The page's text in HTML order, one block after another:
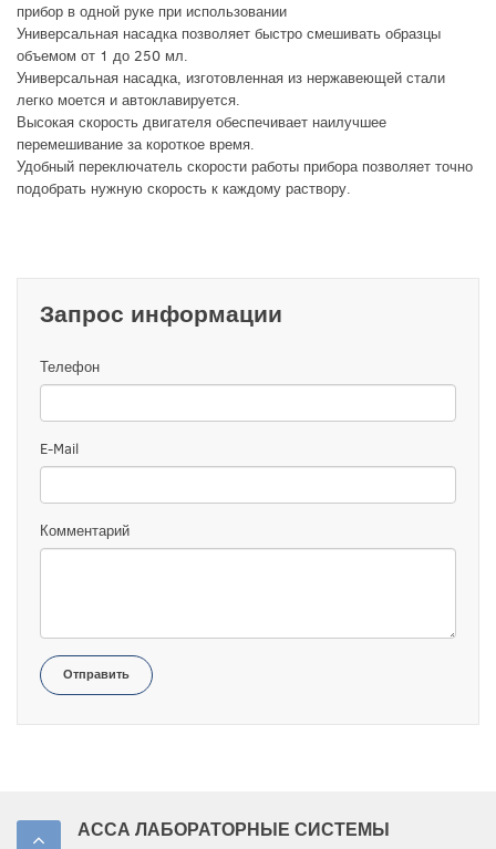
прибор в одной руке при использовании
Универсальная насадка позволяет быстро смешивать образцы
объемом от 1 до 250 мл.
Универсальная насадка, изготовленная из нержавеющей стали
легко моется и автоклавируется.
Высокая скорость двигателя обеспечивает наилучшее
перемешивание за короткое время.
Удобный переключатель скорости работы прибора позволяет точно
подобрать нужную скорость к каждому раствору.
Запрос информации
Телефон
E-Mail
Комментарий
Отправить
АССА ЛАБОРАТОРНЫЕ СИСТЕМЫ